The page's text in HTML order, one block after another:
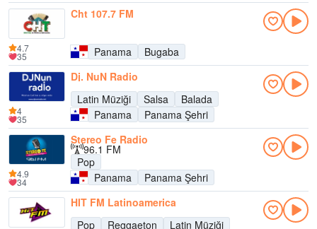
Cht 107.7 FM
Panama Bugaba
4.7
35
Dj. NuN Radio
Latin Müziği
Salsa
Balada
Panama
Panama Şehri
4
35
Stereo Fe Radio
96.1 FM
Pop
Panama
Panama Şehri
4.9
34
HIT FM Latinoamerica
Pop
Reggaeton
Latin Müziği